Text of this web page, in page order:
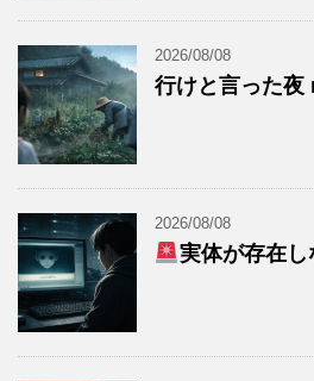
2026/08/08
行けと言った夜
2026/08/08
実体が存在